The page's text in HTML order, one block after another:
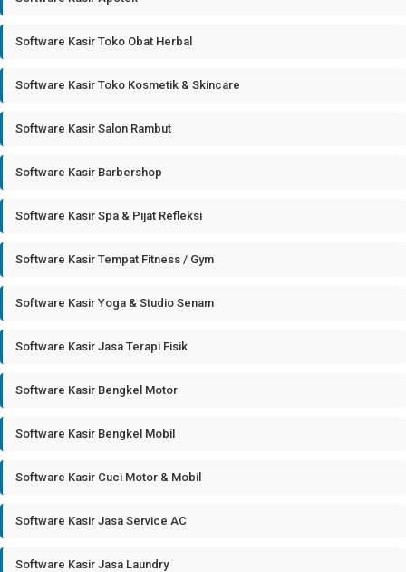
Software Kasir Toko Obat Herbal
Software Kasir Toko Kosmetik & Skincare
Software Kasir Salon Rambut
Software Kasir Barbershop
Software Kasir Spa & Pijat Refleksi
Software Kasir Tempat Fitness / Gym
Software Kasir Yoga & Studio Senam
Software Kasir Jasa Terapi Fisik
Software Kasir Bengkel Motor
Software Kasir Bengkel Mobil
Software Kasir Cuci Motor & Mobil
Software Kasir Jasa Service AC
Software Kasir Jasa Laundry